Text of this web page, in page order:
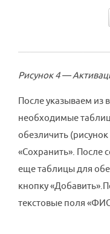
Рисунок 4 —
После указываем из
необходимые
обезличить
«Сохранить». После
еще таблицы для
кнопку
текстовые поля